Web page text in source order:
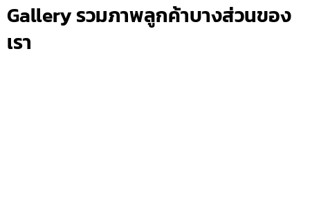
Gallery รวมภาพลูกค้าบางส่วนของ
เรา